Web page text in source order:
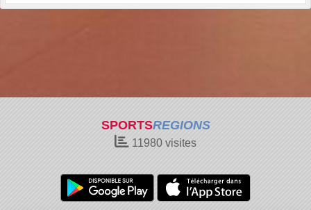
SPORTSREGIONS
11980 visites